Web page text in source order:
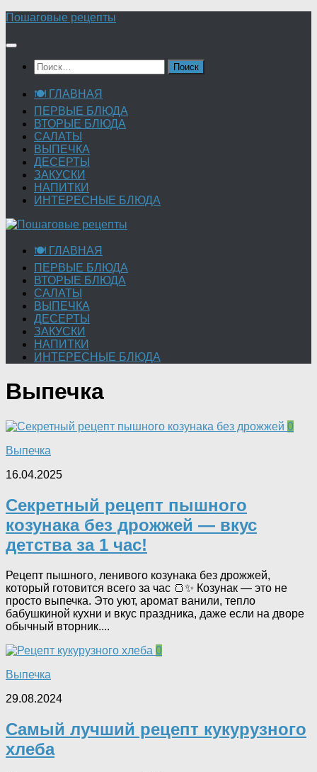
Перейти
содержимому
Пошаговые рецепты
Найти:
🍽 ГЛАВНАЯ
ПЕРВЫЕ БЛЮДА
ВТОРЫЕ БЛЮДА
САЛАТЫ
ВЫПЕЧКА
ДЕСЕРТЫ
ЗАКУСКИ
НАПИТКИ
ИНТЕРЕСНЫЕ БЛЮДА
🍽 ГЛАВНАЯ
ПЕРВЫЕ БЛЮДА
ВТОРЫЕ БЛЮДА
САЛАТЫ
ВЫПЕЧКА
ДЕСЕРТЫ
ЗАКУСКИ
НАПИТКИ
ИНТЕРЕСНЫЕ БЛЮДА
Выпечка
0
Выпечка
16.04.2025
Секретный рецепт пышного
козунака без дрожжей — вкус
детства за 1 час!
Рецепт пышного, ленивого козунака без дрожжей,
который готовится всего за час 🍞✨ Козунак — это не
просто выпечка. Это уют, аромат ванили, тепло
бабушкиной кухни и вкус праздника, даже если на дворе
обычный вторник....
0
Выпечка
29.08.2024
Самый лучший рецепт кукурузного
хлеба